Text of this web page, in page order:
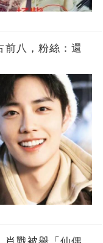
前八，粉絲：還